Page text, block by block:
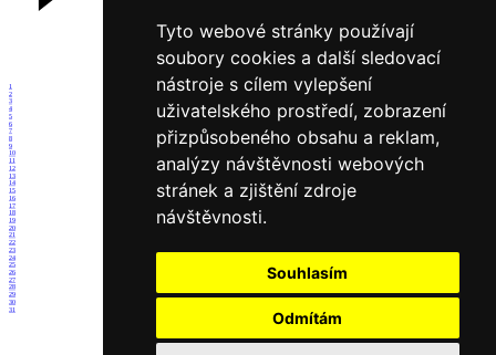
Tyto webové stránky používají
soubory cookies a další sledovací
nástroje s cílem vylepšení
uživatelského prostředí, zobrazení
přizpůsobeného obsahu a reklam,
analýzy návštěvnosti webových
stránek a zjištění zdroje
návštěvnosti.
Souhlasím
Odmítám
1
2
3
4
5
6
7
8
9
10
11
12
13
14
15
16
17
18
19
20
21
22
23
24
25
26
27
28
29
30
31